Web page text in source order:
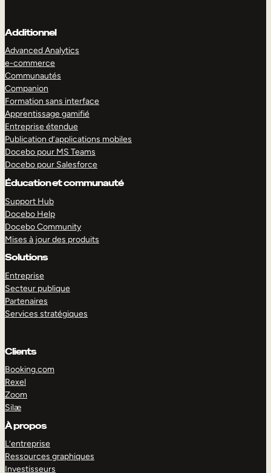
Additionnel
Advanced Analytics
e-commerce
Communautés
Companion
Formation sans interface
Apprentissage gamifié
Entreprise étendue
Publication d’applications mobiles
Docebo pour MS Teams
Docebo pour Salesforce
Éducation et communauté
Support Hub
Docebo Help
Docebo Community
Mises à jour des produits
Solutions
Entreprise
Secteur publique
Partenaires
Services stratégiques
Clients
Booking.com
Rexel
Zoom
Silæ
À propos
L’entreprise
Ressources graphiques
Investisseurs